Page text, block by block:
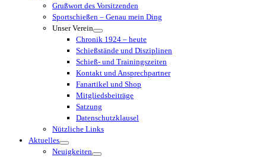
Grußwort des Vorsitzenden
Sportschießen – Genau mein Ding
Unser Verein
Chronik 1924 – heute
Schießstände und Disziplinen
Schieß- und Trainingszeiten
Kontakt und Ansprechpartner
Fanartikel und Shop
Mitgliedsbeiträge
Satzung
Datenschutzklausel
Nützliche Links
Aktuelles
Neuigkeiten